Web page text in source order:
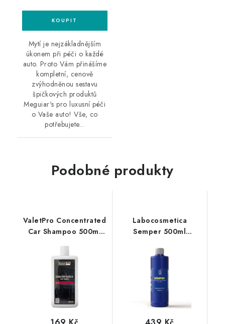
Mytí je nejzákladnějším
úkonem při péči o každé
auto. Proto Vám přinášíme
kompletní, cenově
zvýhodněnou sestavu
špičkových produktů
Meguiar's pro luxusní péči
o Vaše auto! Vše, co
potřebujete...
Podobné produkty
ValetPro Concentrated
Car Shampoo 500ml
Labocosmetica
Semper 500ml